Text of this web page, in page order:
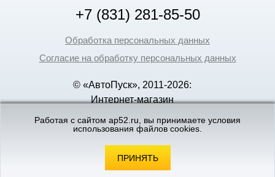
+7 (831) 281-85-50
Обработка персональных данных
Согласие на обработку персональных данных
© «АвтоПуск», 2011-2026:
Интернет-магазин
Новгороде
интернет-магазинов
Работая с сайтом ap52.ru, вы принимаете условия
использования файлов cookies.
ПРИНЯТЬ